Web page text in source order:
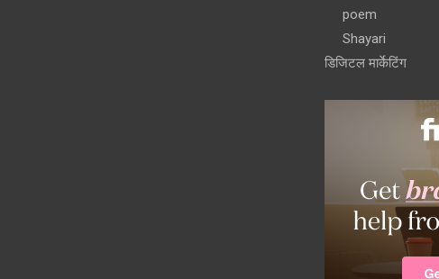
poem
Shayari
डिजिटल मार्केटिंग